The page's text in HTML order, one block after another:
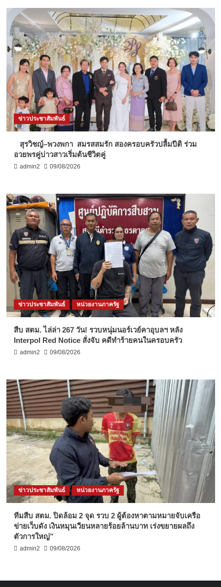
ข่าวประชาสัมพันธ์
สุรวิชญ์–พวงพกา สมรสสมรัก สองครอบครัวปลื้มปีติ ร่วม
อวยพรคู่บ่าวสาวเริ่มต้นชีวิตคู่
admin2 09/08/2026
ข่าวประชาสัมพันธ์ หน่วยงานภาครัฐ
สืบ สตม. ไล่ล่า 267 วัน! รวบหนุ่มนอร์เวย์คาอุบลฯ หลัง
Interpol Red Notice สั่งจับ คดีทำร้ายคนในครอบครัว
admin2 09/08/2026
ข่าวประชาสัมพันธ์ หน่วยงานภาครัฐ
ทีมสืบ สตม. ปิดล้อม 2 จุด รวบ 2 ผู้ต้องหาตามหมายจับเครือ
ข่ายเว็บดัง เงินหมุนเวียนหลายร้อยล้านบาท เร่งขยายผลถึง
ตัวการใหญ่”
admin2 09/08/2026